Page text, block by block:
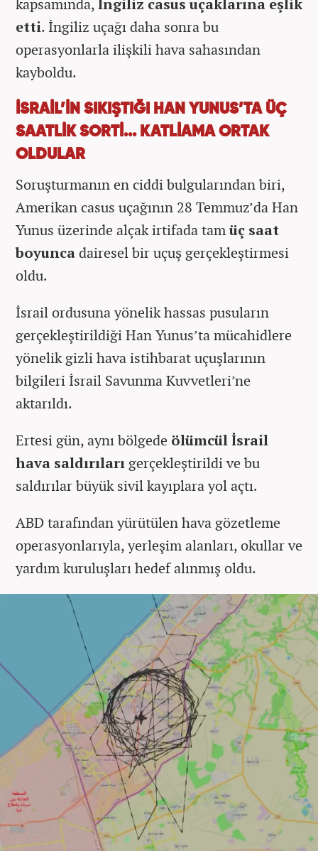
kapsamında,İngiliz casus uçaklarına eşlik
etti. İngiliz uçağı daha sonra bu
operasyonlarla ilişkili hava sahasından
kayboldu.
İSRAİL’İN SIKIŞTIĞI HAN YUNUS’TA ÜÇ
SAATLİK SORTİ... KATLİAMA ORTAK
OLDULAR
Soruşturmanın en ciddi bulgularından biri,
Amerikan casus uçağının 28 Temmuz’da Han
Yunus üzerinde alçak irtifada tamüç saat
boyuncadairesel bir uçuş gerçekleştirmesi
oldu.
İsrail ordusuna yönelik hassas pusuların
gerçekleştirildiği Han Yunus’ta mücahidlere
yönelik gizli hava istihbarat uçuşlarının
bilgileri İsrail Savunma Kuvvetleri’ne
aktarıldı.
Ertesi gün, aynı bölgede ölümcül İsrail
hava saldırılarıgerçekleştirildi ve bu
saldırılar büyük sivil kayıplara yol açtı.
ABD tarafından yürütülen hava gözetleme
operasyonlarıyla, yerleşim alanları, okullar ve
yardım kuruluşları hedef alınmış oldu.